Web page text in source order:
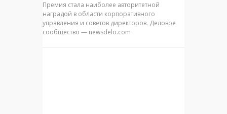
Премия стала наиболее авторитетной
наградой в области корпоративного
управления и советов директоров. Деловое
сообщество — newsdelo.com